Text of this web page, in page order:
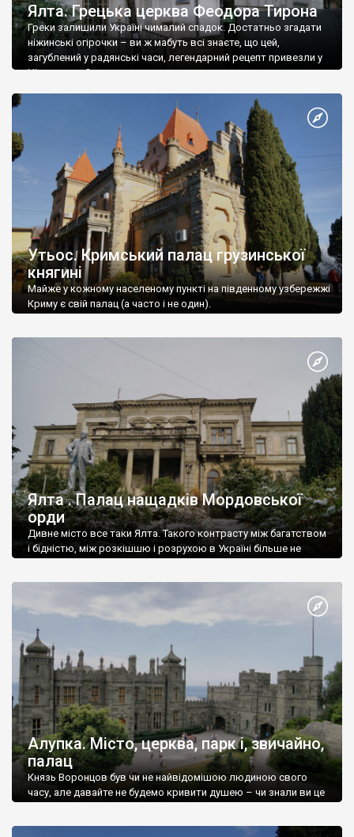
Ялта. Грецька церква Феодора Тирона
Греки залишили Україні чималий спадок. Достатньо згадати
ніжинські огірочки – ви ж мабуть всі знаєте, що цей,
загублений у радянські часи, легендарний рецепт привезли у
Ніжин греки?
Утьос. Кримський палац грузинської
княгині
Майже у кожному населеному пункті на південному узбережжі
Криму є свій палац (а часто і не один).
Ялта . Палац нащадків Мордовської
орди
Дивне місто все таки Ялта. Такого контрасту між багатством
і бідністю, між розкішшю і розрухою в Україні більше не
Алупка. Місто, церква, парк і, звичайно,
палац
Князь Воронцов був чи не найвідомішою людиною свого
часу, але давайте не будемо кривити душею – чи знали ви це